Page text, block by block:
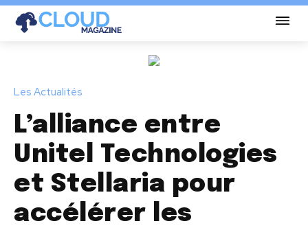
Les Actualités
L’alliance entre
Unitel Technologies
et Stellaria pour
accélérer les